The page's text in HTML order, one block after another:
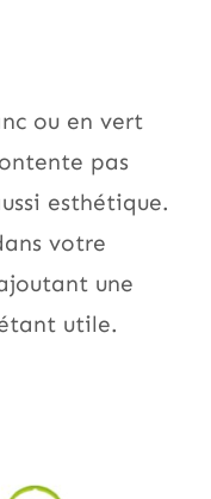
ou en vert
pas
esthétique.
votre
une
utile.